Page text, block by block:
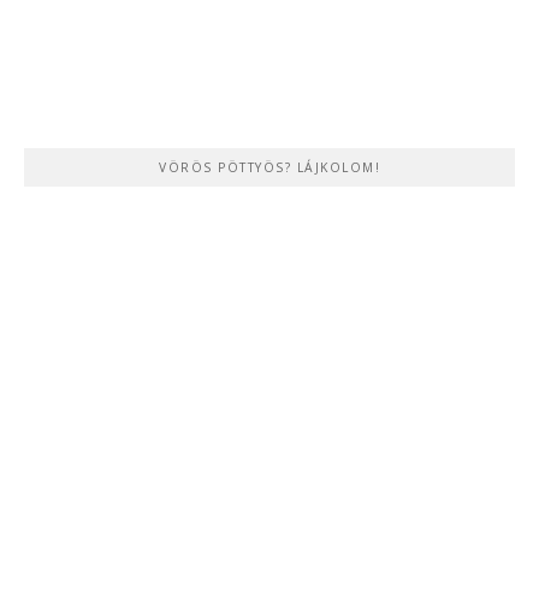
VÖRÖS PÖTTYÖS? LÁJKOLOM!